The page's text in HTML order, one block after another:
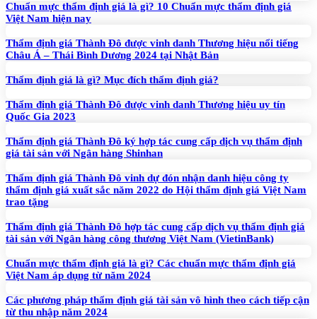
Chuẩn mực thẩm định giá là gì? 10 Chuẩn mực thẩm định giá
Việt Nam hiện nay
Thẩm định giá Thành Đô được vinh danh Thương hiệu nổi tiếng
Châu Á – Thái Bình Dương 2024 tại Nhật Bản
Thẩm định giá là gì? Mục đích thẩm định giá?
Thẩm định giá Thành Đô được vinh danh Thương hiệu uy tín
Quốc Gia 2023
Thẩm định giá Thành Đô ký hợp tác cung cấp dịch vụ thẩm định
giá tài sản với Ngân hàng Shinhan
Thẩm định giá Thành Đô vinh dự đón nhận danh hiệu công ty
thẩm định giá xuất sắc năm 2022 do Hội thẩm định giá Việt Nam
trao tặng
Thẩm định giá Thành Đô hợp tác cung cấp dịch vụ thẩm định giá
tài sản với Ngân hàng công thương Việt Nam (VietinBank)
Chuẩn mực thẩm định giá là gì? Các chuẩn mực thẩm định giá
Việt Nam áp dụng từ năm 2024
Các phương pháp thẩm định giá tài sản vô hình theo cách tiếp cận
từ thu nhập năm 2024